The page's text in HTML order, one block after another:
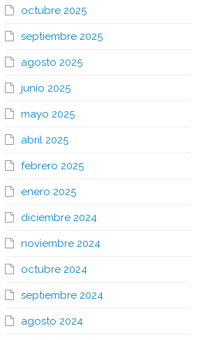
octubre 2025
septiembre 2025
agosto 2025
junio 2025
mayo 2025
abril 2025
febrero 2025
enero 2025
diciembre 2024
noviembre 2024
octubre 2024
septiembre 2024
agosto 2024